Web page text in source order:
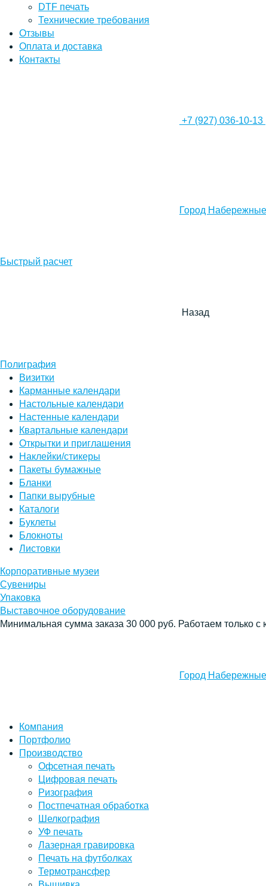
DTF печать
Технические требования
Отзывы
Оплата и доставка
Контакты
+7 (927) 036-10-13
Город
Быстрый расчет
Назад
Полиграфия
Визитки
Карманные календари
Настольные календари
Настенные календари
Квартальные календари
Открытки и приглашения
Наклейки/стикеры
Пакеты бумажные
Бланки
Папки вырубные
Каталоги
Буклеты
Блокноты
Листовки
Корпоративные музеи
Сувениры
Упаковка
Выставочное оборудование
Минимальная сумма заказа 30 000 руб. Работаем только
Город
Компания
Портфолио
Производство
Офсетная печать
Цифровая печать
Ризография
Постпечатная обработка
Шелкография
УФ печать
Лазерная гравировка
Печать на футболках
Термотрансфер